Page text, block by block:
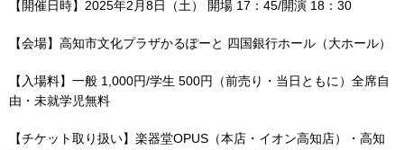
【開催日時】2025年2月8日（土） 開場 17：45/開演 18：30
【会場】高知市文化プラザかるぽーと 四国銀行ホール（大ホール）
【入場料】一般 1,000円/学生 500円（前売り・当日ともに）全席自
由・未就学児無料
【チケット取り扱い】楽器堂OPUS（本店・イオン高知店）・高知